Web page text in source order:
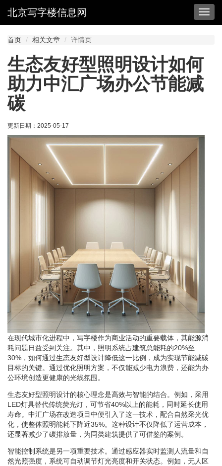
切
北京写字楼信息网
首页 相关文章 详情页
生态友好型照明设计如何
助力中汇广场办公节能减
碳
更新日期： 2025-05-17
在现代城市化进程中，写字楼作为商业活动的重要载体，其能源消
耗问题日益受到关注。其中，照明系统占建筑总能耗的20%至
30%，如何通过生态友好型设计降低这一比例，成为实现节能减碳
目标的关键。通过优化照明方案，不仅能减少电力浪费，还能为办
公环境创造更健康的光线氛围。
生态友好型照明设计的核心理念是高效与智能的结合。例如，采用
LED灯具替代传统荧光灯，可节省40%以上的能耗，同时延长使用
寿命。中汇广场在改造项目中便引入了这一技术，配合自然采光优
化，使整体照明能耗下降近35%。这种设计不仅降低了运营成本，
还显著减少了碳排放量，为同类建筑提供了可借鉴的案例。
智能控制系统是另一项重要技术。通过感应器实时监测人流量和自
然光照强度，系统可自动调节灯光亮度和开关状态。例如，无人区